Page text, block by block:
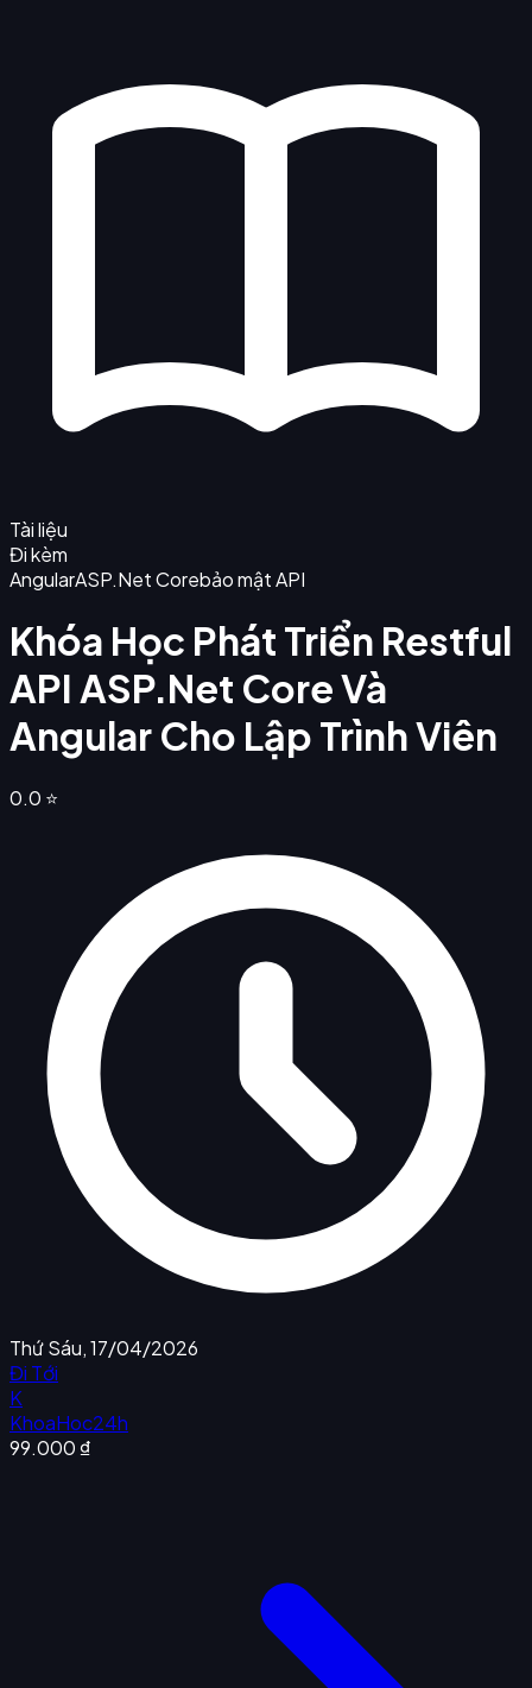
Tài liệu
Đi kèm
AngularASP.Net Corebảo mật API
Khóa Học Phát Triển Restful
API ASP.Net Core Và
Angular Cho Lập Trình Viên
0.0 ⭐
Thứ Sáu, 17/04/2026
Đi Tới
K
KhoaHoc24h
99.000 ₫